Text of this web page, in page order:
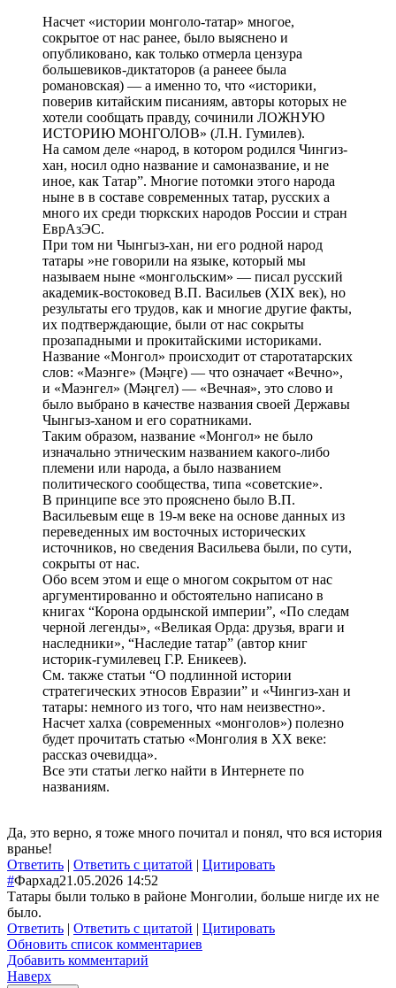
Насчет «истории монголо-татар» многое,
сокрытое от нас ранее, было выяснено и
опубликовано, как только отмерла цензура
большевиков-диктаторов (а ранеее была
романовская) — а именно то, что «историки,
поверив китайским писаниям, авторы которых не
хотели сообщать правду, сочинили ЛОЖНУЮ
ИСТОРИЮ МОНГОЛОВ» (Л.Н. Гумилев).
На самом деле «народ, в котором родился Чингиз-
хан, носил одно название и самоназвание, и не
иное, как Татар”. Многие потомки этого народа
ныне в в составе современных татар, русских а
много их среди тюркских народов России и стран
ЕврАзЭС.
При том ни Чынгыз-хан, ни его родной народ
татары »не говорили на языке, который мы
называем ныне «монгольским» — писал русский
академик-востоковед В.П. Васильев (XIX век), но
результаты его трудов, как и многие другие факты,
их подтверждающие, были от нас сокрыты
прозападными и прокитайскими историками.
Название «Монгол» происходит от старотатарских
слов: «Маэнге» (Мәңге) — что означает «Вечно»,
и «Маэнгел» (Мәңгел) — «Вечная», это слово и
было выбрано в качестве названия своей Державы
Чынгыз-ханом и его соратниками.
Таким образом, название «Монгол» не было
изначально этническим названием какого-либо
племени или народа, а было названием
политического сообщества, типа «советские».
В принципе все это прояснено было В.П.
Васильевым еще в 19-м веке на основе данных из
переведенных им восточных исторических
источников, но сведения Васильева были, по сути,
сокрыты от нас.
Обо всем этом и еще о многом сокрытом от нас
аргументированно и обстоятельно написано в
книгах “Корона ордынской империи”, «По следам
черной легенды», «Великая Орда: друзья, враги и
наследники», “Наследие татар” (автор книг
историк-гумилевец Г.Р. Еникеев).
См. также статьи “О подлинной истории
стратегических этносов Евразии” и «Чингиз-хан и
татары: немного из того, что нам неизвестно».
Насчет халха (современных «монголов») полезно
будет прочитать статью «Монголия в XX веке:
рассказ очевидца».
Все эти статьи легко найти в Интернете по
названиям.
Да, это верно, я тоже много почитал и понял, что вся история
вранье!
Ответить | Ответить с цитатой | Цитировать
#Фархад21.05.2026 14:52
Татары были только в районе Монголии, больше нигде их не
было.
Ответить | Ответить с цитатой | Цитировать
Обновить список комментариев
Добавить комментарий
Наверх